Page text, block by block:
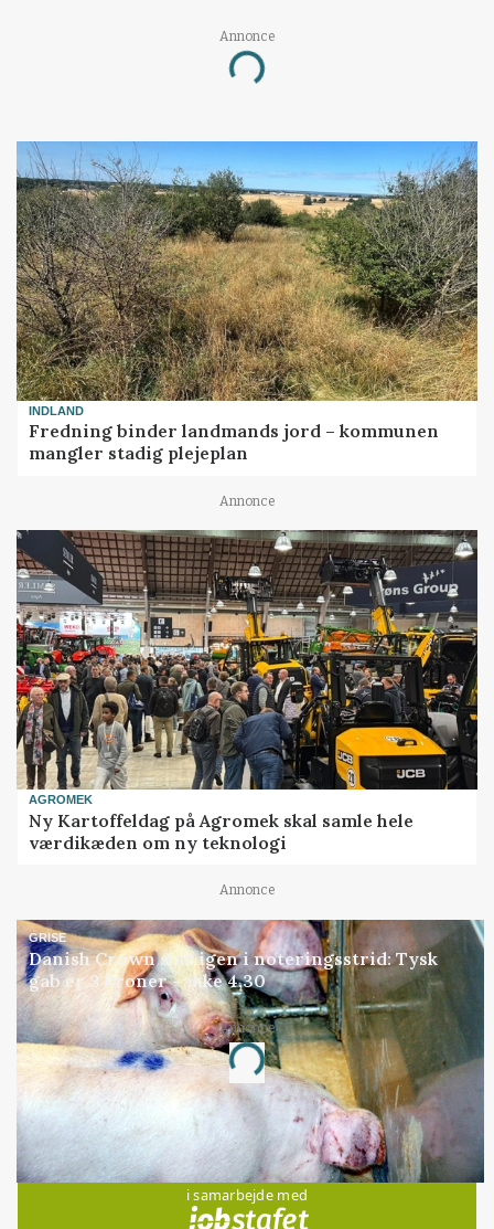
Annonce
Loading...
INDLAND
Fredning binder landmands jord – kommunen
mangler stadig plejeplan
Annonce
AGROMEK
Ny Kartoffeldag på Agromek skal samle hele
værdikæden om ny teknologi
Annonce
GRISE
Danish Crown slår igen i noteringsstrid: Tysk
gab er 3 kroner – ikke 4,30
Annonce
Loading...
Jobs
i samarbejde med